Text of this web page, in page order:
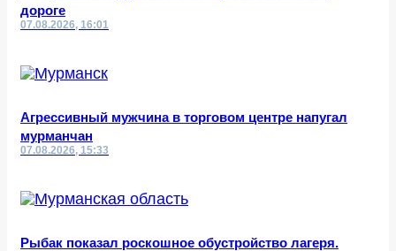
дороге
07.08.2026, 16:01
Агрессивный мужчина в торговом центре напугал
мурманчан
07.08.2026, 15:33
Рыбак показал роскошное обустройство лагеря.